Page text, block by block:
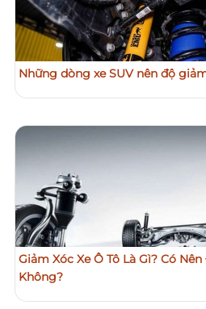
Những dòng xe SUV nên độ
Giảm Xóc Xe Ô Tô Là Gì? Có
Không?